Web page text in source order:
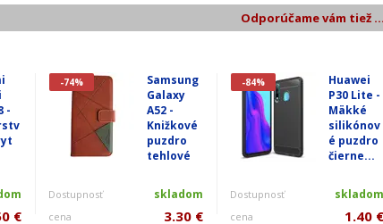
Odporúčame vám tiež ...
-
€
-74%
Samsung
Galaxy
A52 -
Knižkové
puzdro
tehlové
Dostupnosť skladom
cena 3.30 €
-84%
Huawei
P30 Lite -
Mäkké
silikónov
é puzdro
čierne...
Dostupnosť skladom
cena 1.40 €